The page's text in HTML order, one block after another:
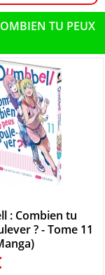
TU PEUX
: Combien tu
? - Tome 11